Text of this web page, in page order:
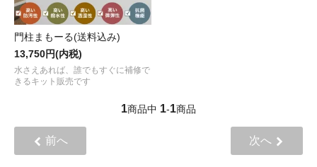
門柱まもーる(送料込み)
13,750円(内税)
水さえあれば、誰でもすぐに補修で
きるキット販売です
1商品中 1-1商品
前へ 次へ